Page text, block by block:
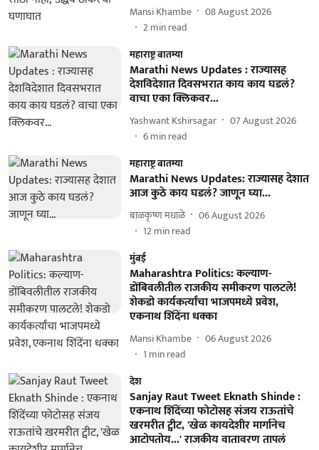
Mansi Khambe
08 August 2026
2min read
महाराष्ट्र बातम्या
Marathi News Updates : राज्यासह
देशविदेशात दिवसभरात काय काय घडलं?
वाचा एका क्लिकवर...
Yashwant Kshirsagar
07 August 2026
6min read
महाराष्ट्र बातम्या
Marathi News Updates: राज्यासह देशात
आज कुठे काय घडलं? जाणून घ्या...
बाळकृष्ण मधाळे
06 August 2026
12min read
मुंबई
Maharashtra Politics: कल्याण-
डोंबिवलीतील राजकीय समीकरण पालटले!
शेकडो कार्यकर्त्यांचा भाजपमध्ये प्रवेश,
एकनाथ शिंदेंना धक्का
Mansi Khambe
06 August 2026
1 min read
देश
Sanjay Raut Tweet Eknath Shinde :
एकनाथ शिंदेंच्या फोटोसह संजय राऊतांचे
खरमरीत ट्वीट, 'खेळ कायदेशीर मार्गानेच
आटोपतोय...' राजकीय वातावरण तापलं